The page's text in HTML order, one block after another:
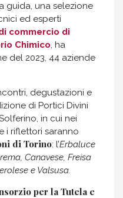
guida, una selezione
ed esperti
commercio di
Chimico, ha
del 2023, 44 aziende
degustazioni e
di Portici Divini
in cui nei
i riflettori saranno
di Torino: l’Erbaluce
Canavese, Freisa
e Valsusa.
per la Tutela e